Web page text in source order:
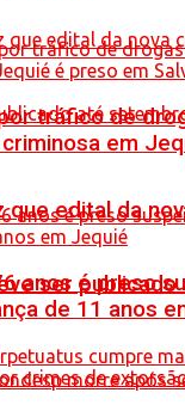
que edital da
ser
tráfico de
em
anos é preso
de 11 anos